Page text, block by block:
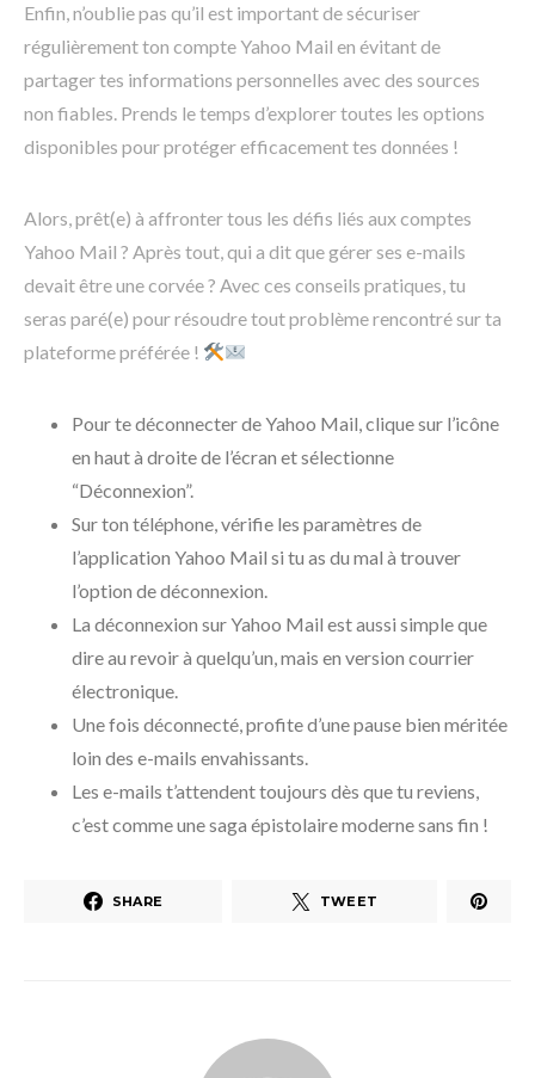
Enfin, n’oublie pas qu’il est important de sécuriser
régulièrement ton compte Yahoo Mail en évitant de
partager tes informations personnelles avec des sources
non fiables. Prends le temps d’explorer toutes les options
disponibles pour protéger efficacement tes données !
Alors, prêt(e) à affronter tous les défis liés aux comptes
Yahoo Mail ? Après tout, qui a dit que gérer ses e-mails
devait être une corvée ? Avec ces conseils pratiques, tu
seras paré(e) pour résoudre tout problème rencontré sur ta
plateforme préférée !
Pour te déconnecter de Yahoo Mail, clique sur l’icône
en haut à droite de l’écran et sélectionne
“Déconnexion”.
Sur ton téléphone, vérifie les paramètres de
l’application Yahoo Mail si tu as du mal à trouver
l’option de déconnexion.
La déconnexion sur Yahoo Mail est aussi simple que
dire au revoir à quelqu’un, mais en version courrier
électronique.
Une fois déconnecté, profite d’une pause bien méritée
loin des e-mails envahissants.
Les e-mails t’attendent toujours dès que tu reviens,
c’est comme une saga épistolaire moderne sans fin !
SHARE TWEET